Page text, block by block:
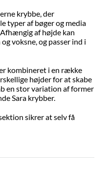
krybbe, der
typer af bøger og media
af højde kan
voksne, og passer ind i
kombineret i en række
højder for at skabe
en stor variation af former
Sara krybber.
sikrer at selv få